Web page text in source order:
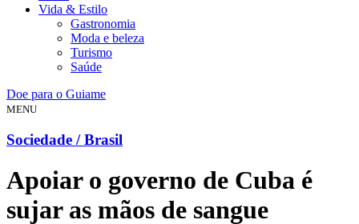
Vida & Estilo
Gastronomia
Moda e beleza
Turismo
Saúde
Doe para o Guiame
MENU
Sociedade / Brasil
Apoiar o governo de Cuba é
sujar as mãos de sangue